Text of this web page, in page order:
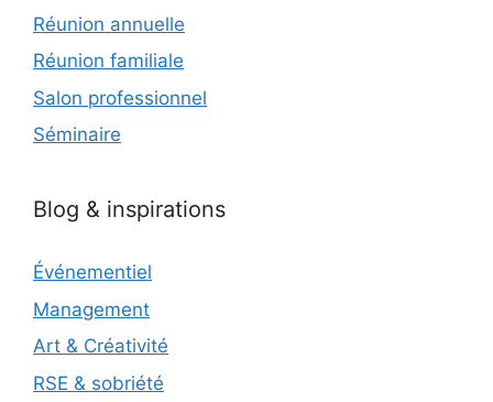
Réunion annuelle
Réunion familiale
Salon professionnel
Séminaire
Blog & inspirations
Événementiel
Management
Art & Créativité
RSE & sobriété